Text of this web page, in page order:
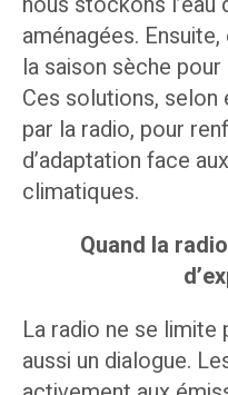
aménagées.
la saison sèche
Ces solutions,
par la radio, pour
d’adaptation face
climatiques.
Quand la
La radio ne se
aussi un dialogue.